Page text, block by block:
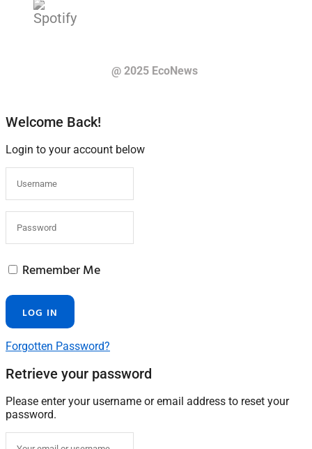
@ 2025 EcoNews
Welcome Back!
Login to your account below
Remember Me
Forgotten Password?
Retrieve your password
Please enter your username or email address to reset your
password.